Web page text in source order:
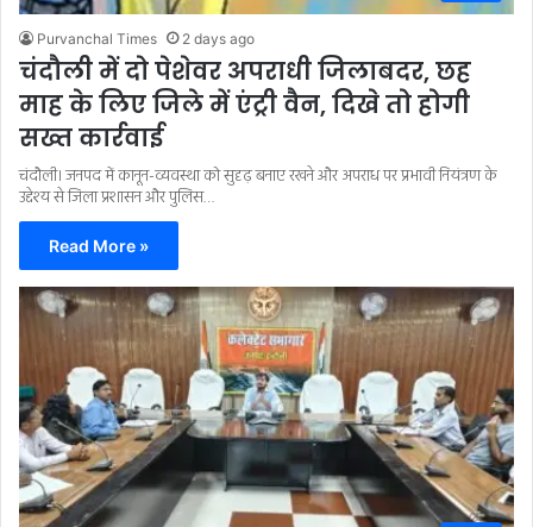
Purvanchal Times 2 days ago
चंदौली में दो पेशेवर अपराधी जिलाबदर, छह
माह के लिए जिले में एंट्री वैन, दिखे तो होगी
सख्त कार्रवाई
चंदौली। जनपद में कानून-व्यवस्था को सुदृढ़ बनाए रखने और अपराध पर प्रभावी नियंत्रण के
उद्देश्य से जिला प्रशासन और पुलिस…
Read More »